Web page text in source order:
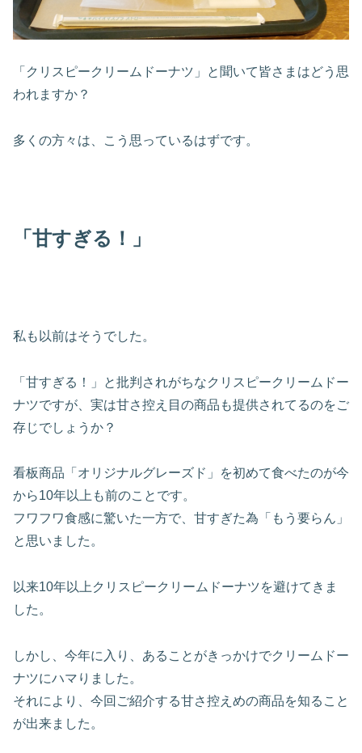
「クリスピークリームドーナツ」と聞いて皆さまはどう思
われますか？
多くの方々は、こう思っているはずです。
「甘すぎる！」
私も以前はそうでした。
「甘すぎる！」と批判されがちなクリスピークリームドー
ナツですが、実は甘さ控え目の商品も提供されてるのをご
存じでしょうか？
看板商品「オリジナルグレーズド」を初めて食べたのが今
から10年以上も前のことです。
フワフワ食感に驚いた一方で、甘すぎた為「もう要らん」
と思いました。
以来10年以上クリスピークリームドーナツを避けてきま
した。
しかし、今年に入り、あることがきっかけでクリームドー
ナツにハマりました。
それにより、今回ご紹介する甘さ控えめの商品を知ること
が出来ました。